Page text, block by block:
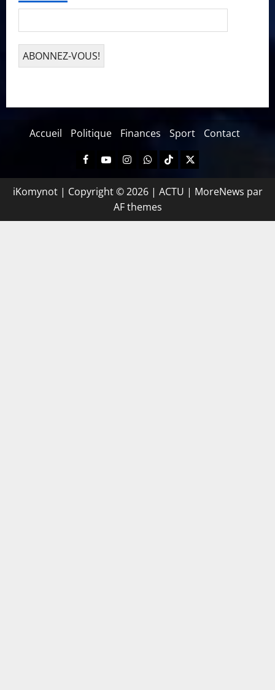
Accueil Politique Finances Sport Contact
iKomynot | Copyright © 2026 | ACTU | MoreNews par
AF themes